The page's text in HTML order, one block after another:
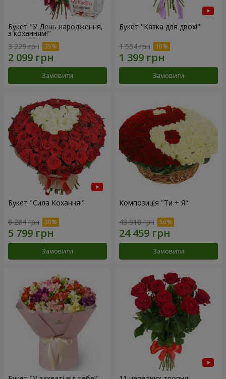
Букет "У День народження,
з коханням!"
3 229 грн
Замовити
Букет "Казка для двох!"
1 554 грн
Замовити
Букет "Сила Кохання!"
8 284 грн
Замовити
Композиція "Ти + Я"
48 918 грн
Замовити